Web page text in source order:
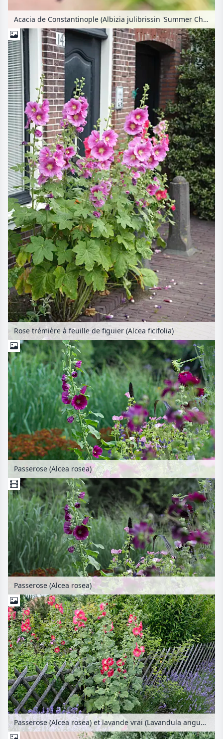
Acacia de Constantinople (Albizia julibrissin 'Summer Chocolate')
Rose trémière à feuille de figuier (Alcea ficifolia)
Passerose (Alcea rosea)
Passerose (Alcea rosea)
Passerose (Alcea rosea) et lavande vrai (Lavandula angustifolia)